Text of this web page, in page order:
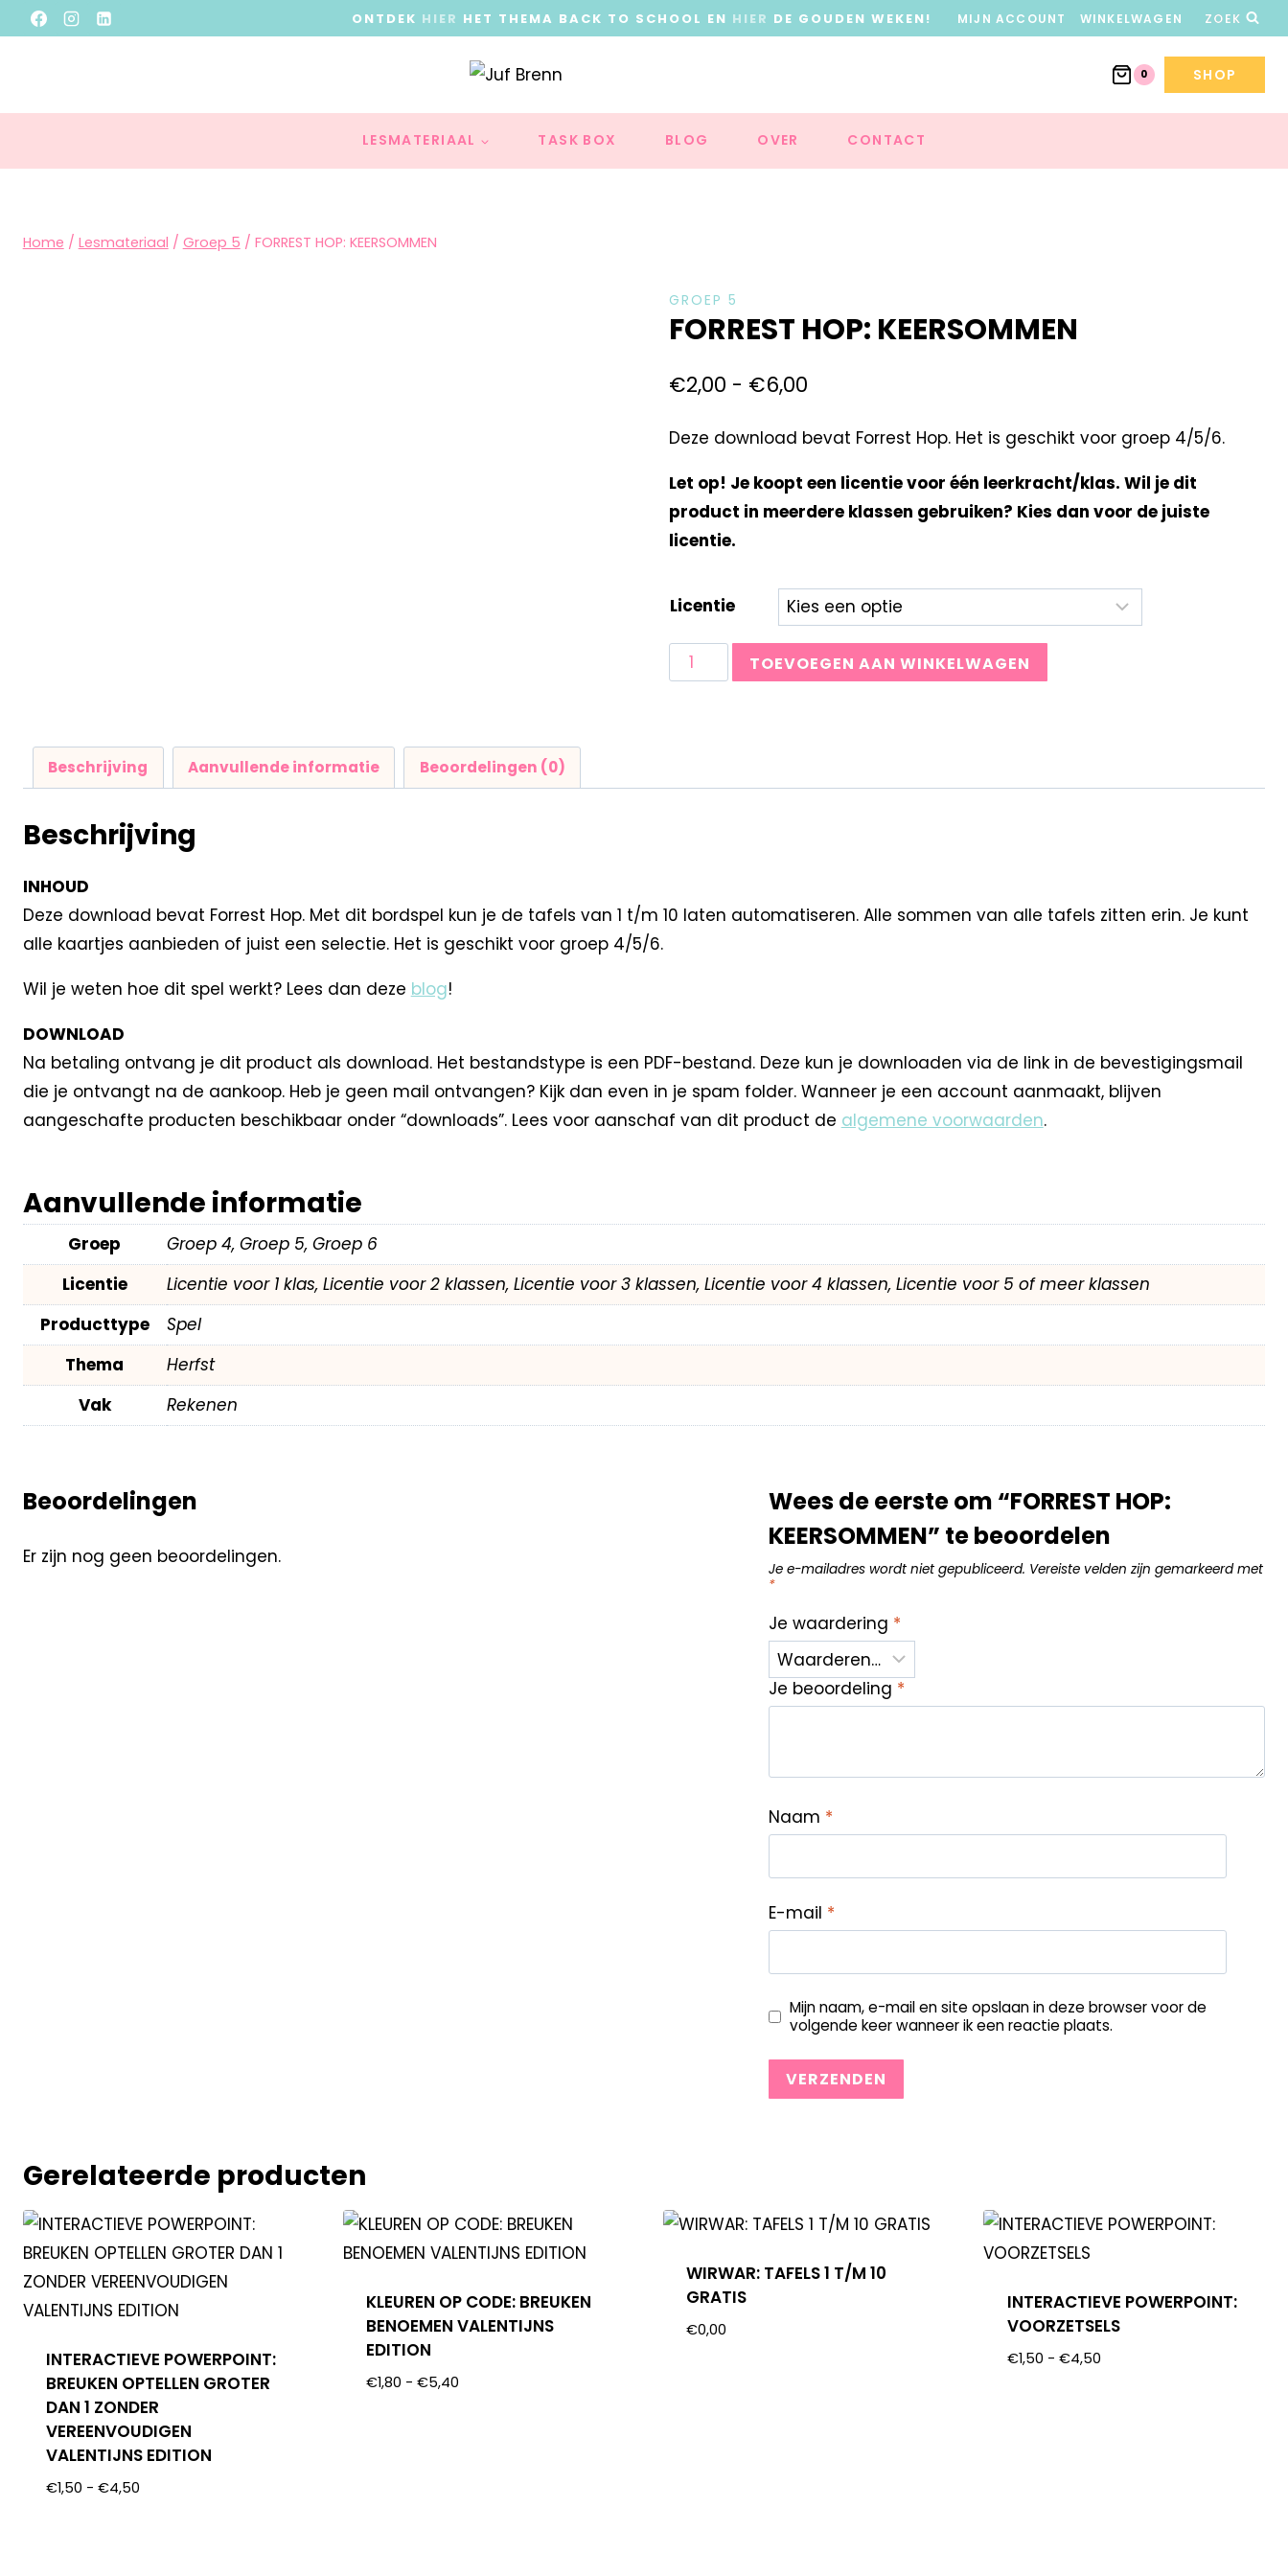
ONTDEK HIER HET THEMA BACK TO SCHOOL EN HIER DE GOUDEN WEKEN! MIJN ACCOUNT WINKELWAGEN ZOEK
0 SHOP
LESMATERIAAL TASK BOX BLOG OVER CONTACT
Home / Lesmateriaal / Groep 5 / FORREST HOP: KEERSOMMEN
GROEP 5
FORREST HOP: KEERSOMMEN
€2,00 - €6,00
Deze download bevat Forrest Hop. Het is geschikt voor groep 4/5/6.
Let op! Je koopt een licentie voor één leerkracht/klas. Wil je dit
product in meerdere klassen gebruiken? Kies dan voor de juiste
licentie.
Licentie
TOEVOEGEN AAN WINKELWAGEN
Beschrijving Aanvullende informatie Beoordelingen (0)
Beschrijving
INHOUD
Deze download bevat Forrest Hop. Met dit bordspel kun je de tafels van 1 t/m 10 laten automatiseren. Alle sommen van alle tafels zitten erin. Je kunt
alle kaartjes aanbieden of juist een selectie. Het is geschikt voor groep 4/5/6.
Wil je weten hoe dit spel werkt? Lees dan deze blog!
DOWNLOAD
Na betaling ontvang je dit product als download. Het bestandstype is een PDF-bestand. Deze kun je downloaden via de link in de bevestigingsmail
die je ontvangt na de aankoop. Heb je geen mail ontvangen? Kijk dan even in je spam folder. Wanneer je een account aanmaakt, blijven
aangeschafte producten beschikbaar onder “downloads”. Lees voor aanschaf van dit product de algemene voorwaarden.
Aanvullende informatie
Groep
Groep 4, Groep 5, Groep 6
Licentie
Licentie voor 1 klas, Licentie voor 2 klassen, Licentie voor 3 klassen, Licentie voor 4 klassen, Licentie voor 5 of meer klassen
Producttype
Spel
Thema
Herfst
Vak
Rekenen
Beoordelingen
Er zijn nog geen beoordelingen.
Wees de eerste om “FORREST HOP:
KEERSOMMEN” te beoordelen
Je e-mailadres wordt niet gepubliceerd. Vereiste velden zijn gemarkeerd met
*
Je waardering *
Je beoordeling *
Naam *
E-mail *
Mijn naam, e-mail en site opslaan in deze browser voor de
volgende keer wanneer ik een reactie plaats.
Gerelateerde producten
INTERACTIEVE POWERPOINT:
BREUKEN OPTELLEN GROTER
DAN 1 ZONDER
VEREENVOUDIGEN
VALENTIJNS EDITION
€1,50 - €4,50
KLEUREN OP CODE: BREUKEN
BENOEMEN VALENTIJNS
EDITION
€1,80 - €5,40
WIRWAR: TAFELS 1 T/M 10
GRATIS
€0,00
INTERACTIEVE POWERPOINT:
VOORZETSELS
€1,50 - €4,50